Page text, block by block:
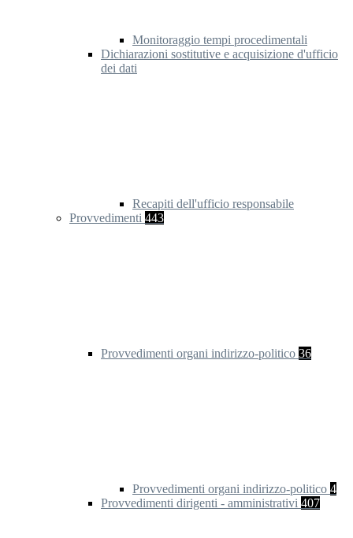
Monitoraggio tempi procedimentali
Dichiarazioni sostitutive e acquisizione d'ufficio
dei dati
Recapiti dell'ufficio responsabile
Provvedimenti 443
Provvedimenti organi indirizzo-politico 36
Provvedimenti organi indirizzo-politico 4
Provvedimenti dirigenti - amministrativi 407